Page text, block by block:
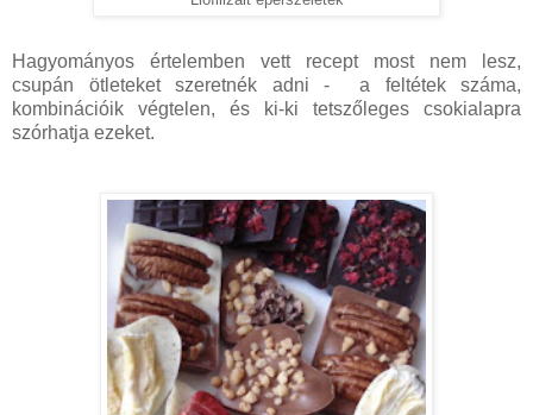
Hagyományos értelemben vett recept most nem lesz,
csupán ötleteket szeretnék adni - a feltétek száma,
kombinációik végtelen, és ki-ki tetszőleges csokialapra
szórhatja ezeket.